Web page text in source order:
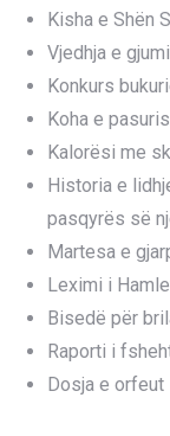
Kisha e Shën
Vjedhja e
Konkurs
Koha e
Kalorësi me
Historia e
pasqyrës së
Martesa e
Leximi i
Bisedë për
Raporti i
Dosja e orfeut